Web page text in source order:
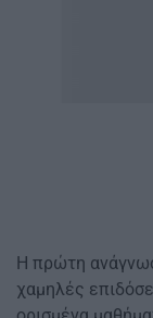
Η πρώτη
χαμηλές